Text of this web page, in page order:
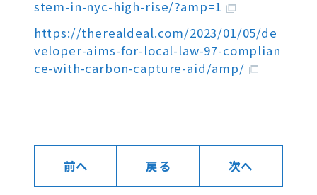
stem-in-nyc-high-rise/?amp=1
https://therealdeal.com/2023/01/05/de
veloper-aims-for-local-law-97-complian
ce-with-carbon-capture-aid/amp/
前へ 戻る 次へ